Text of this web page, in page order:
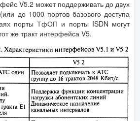
V5.2 может поддерживать до двух
до 1000 портов базового доступа
порты ТфОП и порты ISDN могут
же тракт интерфейса V5.